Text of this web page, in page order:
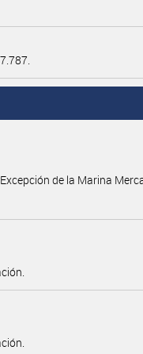
de la Marina